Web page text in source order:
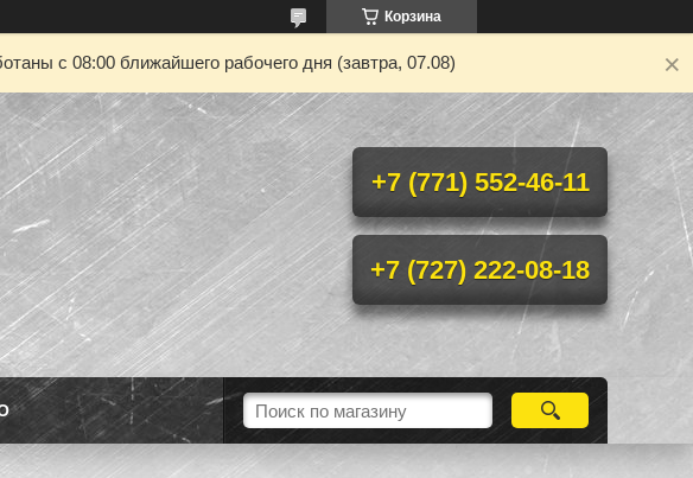
Корзина
с 08:00 ближайшего рабочего дня (завтра, 07.08)
+7 (771) 552-46-11
+7 (727) 222-08-18